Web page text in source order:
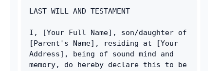
LAST WILL AND TESTAMENT
I, [Your Full Name], son/daughter of
[Parent's Name], residing at [Your
Address], being of sound mind and
memory, do hereby declare this to be